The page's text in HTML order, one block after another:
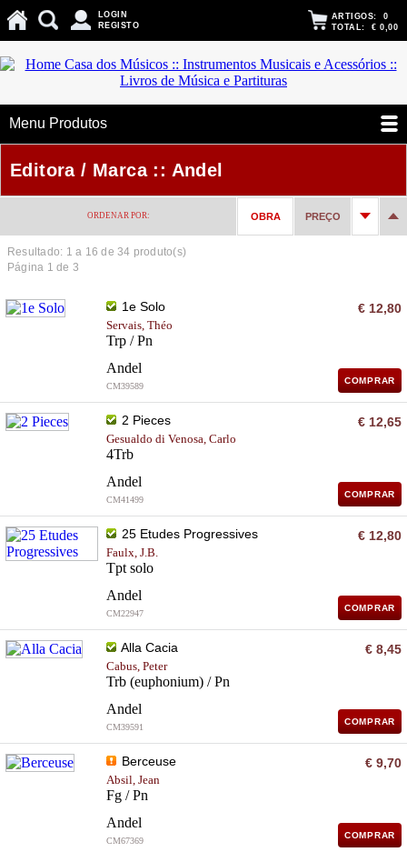
LOGIN
REGISTO
ARTIGOS: 0
TOTAL: € 0,00
Menu Produtos
Editora / Marca :: Andel
ORDENAR POR: OBRA PREÇO
Resultado: 1 a 16 de 34 produto(s)
Página 1 de 3
1e Solo
Servais, Théo
Trp / Pn
Andel
CM39589
€ 12,80
COMPRAR
2 Pieces
Gesualdo di Venosa, Carlo
4Trb
Andel
CM41499
€ 12,65
COMPRAR
25 Etudes Progressives
Faulx, J.B.
Tpt solo
Andel
CM22947
€ 12,80
COMPRAR
Alla Cacia
Cabus, Peter
Trb (euphonium) / Pn
Andel
CM39591
€ 8,45
COMPRAR
Berceuse
Absil, Jean
Fg / Pn
Andel
CM67369
€ 9,70
COMPRAR